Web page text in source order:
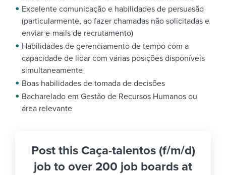
Excelente comunicação e habilidades de persuasão
(particularmente, ao fazer chamadas não solicitadas e
enviar e-mails de recrutamento)
Habilidades de gerenciamento de tempo com a
capacidade de lidar com várias posições disponíveis
simultaneamente
Boas habilidades de tomada de decisões
Bacharelado em Gestão de Recursos Humanos ou
área relevante
Post this Caça-talentos (f/m/d)
job to over 200 job boards at